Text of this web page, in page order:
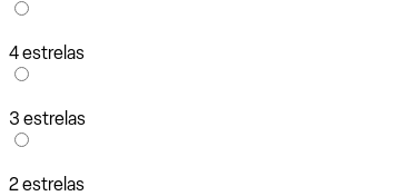
4 estrelas
3 estrelas
2 estrelas